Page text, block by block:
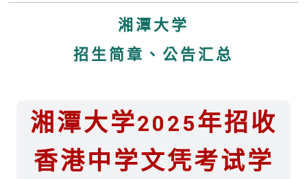
湘潭大学
招生简章、公告汇总
湘潭大学2025年招收
香港中学文凭考试学